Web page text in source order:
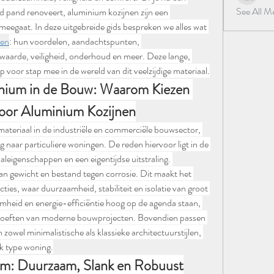
renoveert, aluminium kozijnen zijn een
In deze uitgebreide gids bespreken we alles wat
: hun voordelen, aandachtspunten,
veiligheid, onderhoud en meer. Deze lange,
stap mee in de wereld van dit veelzijdige materiaal.
in de Bouw: Waarom Kiezen
Aluminium Kozijnen
in de industriële en commerciële bouwsector,
naar particuliere woningen. De reden hiervoor ligt in de
en een eigentijdse uitstraling.
gewicht en bestand tegen corrosie. Dit maakt het
waar duurzaamheid, stabiliteit en isolatie van groot
en energie-efficiëntie hoog op de agenda staan,
van moderne bouwprojecten. Bovendien passen
minimalistische als klassieke architectuurstijlen,
type woning.
Duurzaam, Slank en Robuust
See All